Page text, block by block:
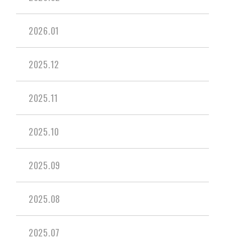
2026.01
2025.12
2025.11
2025.10
2025.09
2025.08
2025.07